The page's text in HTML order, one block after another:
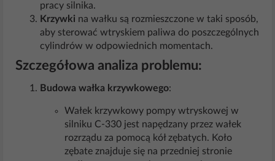
pracy silnika.
Krzywki na wałku są rozmieszczone w taki sposób,
aby sterować wtryskiem paliwa do poszczególnych
cylindrów w odpowiednich momentach.
Szczegółowa analiza problemu:
Budowa wałka krzywkowego:
Wałek krzywkowy pompy wtryskowej w
silniku C-330 jest napędzany przez wałek
rozrządu za pomocą kół zębatych. Koło
zębate znajduje się na przedniej stronie